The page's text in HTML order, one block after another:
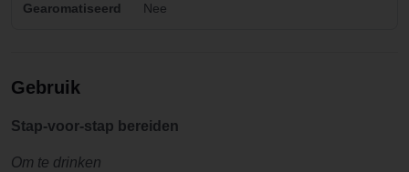
Gearomatiseerd Nee
Gebruik
Stap-voor-stap bereiden
Om te drinken